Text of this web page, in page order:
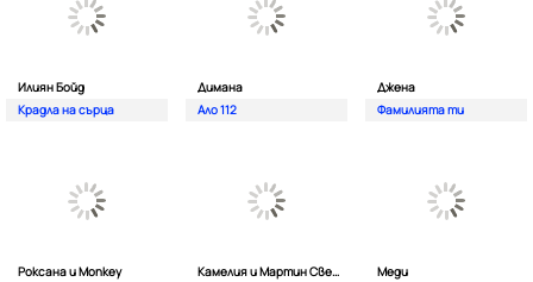
Илиян Бойд
Крадла на сърца
Димана
Ало 112
Джена
Фамилията ти
Роксана и Monkey
Камелия и Мартин Светломиров
Меди